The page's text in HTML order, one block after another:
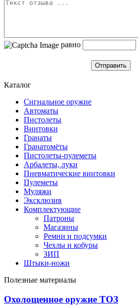
равно
Отправить
Каталог
Сигнальное оружие
Автоматы
Пистолеты
Винтовки
Гранаты
Гранатомёты
Пистолеты-пулеметы
Арбалеты, луки
Пневматические винтовки
Пулеметы
Муляжи
Эксклюзив
Комплектующие
Патроны
Магазины
Ремни и подсумки
Чехлы и кобуры
ЗИП
Штыки-ножи
Полезные материалы
Охолощенное оружие ТОЗ